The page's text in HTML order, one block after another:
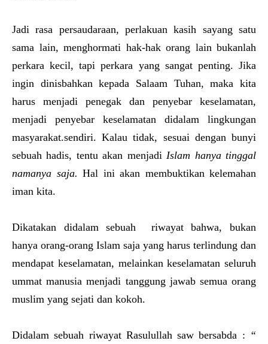
Jadi rasa persaudaraan, perlakuan kasih sayang satu
sama lain, menghormati hak-hak orang lain bukanlah
perkara kecil, tapi perkara yang sangat penting. Jika
ingin dinisbahkan kepada Salaam Tuhan, maka kita
harus menjadi penegak dan penyebar keselamatan,
menjadi penyebar keselamatan didalam lingkungan
masyarakat.sendiri. Kalau tidak, sesuai dengan bunyi
sebuah hadis, tentu akan menjadiIslam hanya tinggal
namanya saja. Hal ini akan membuktikan kelemahan
iman kita.
Dikatakan didalam sebuah riwayat bahwa, bukan
hanya orang-orang Islam saja yang harus terlindung dan
mendapat keselamatan, melainkan keselamatan seluruh
ummat manusia menjadi tanggung jawab semua orang
muslim yang sejati dan kokoh.
Didalam sebuah riwayat Rasulullah saw bersabda : “